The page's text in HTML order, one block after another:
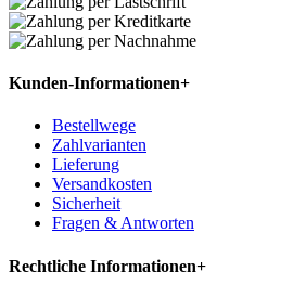
Kunden-Informationen+
Bestellwege
Zahlvarianten
Lieferung
Versandkosten
Sicherheit
Fragen & Antworten
Rechtliche Informationen+